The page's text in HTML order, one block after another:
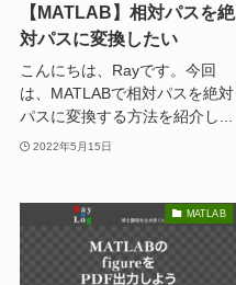
【MATLAB】相対パスを絶
対パスに変換したい
こんにちは、Rayです。今回
は、MATLABで相対パスを絶対
パスに変換する方法を紹介し...
2022年5月15日
MATLAB